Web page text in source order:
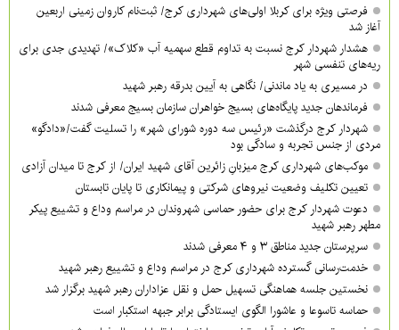
فرصتی ویژه برای کربلا اولی‌های شهرداری کرج/ ثبت‌نام کاروان زمینی اربعین
آغاز شد
هشدار شهردار کرج نسبت به تداوم قطع سهمیه آب «کلاک»/ تهدیدی جدی برای
ریه‌های تنفسی شهر
در مسیری به یاد ماندنی/ نگاهی به آیین بدرقه رهبر شهید
فرماندهان جدید پایگاه‌های بسیج خواهران سازمان بسیج معرفی شدند
شهردار کرج درگذشت «رئیس سه دوره شورای شهر» را تسلیت گفت/«دادگو»
مردی از جنس تجربه و سادگی بود
موکب‌های شهرداری کرج میزبانِ زائرین آقای شهید ایران/ از کرج تا میدان آزادی
تعیین تکلیف وضعیت نیروهای شرکتی و پیمانکاری تا پایان تابستان
دعوت شهردار کرج برای حضور حماسی شهروندان در مراسم وداع و تشییع پیکر
مطهر رهبر شهید
سرپرستان جدید مناطق ۳ و ۴ معرفی شدند
خدمت‌رسانی گسترده شهرداری کرج در مراسم وداع و تشییع رهبر شهید
نخستین جلسه هماهنگی تسهیل حمل و نقل عزاداران رهبر شهید برگزار شد
حماسه تاسوعا و عاشورا الگوی ایستادگی برابر جبهه استکبار است